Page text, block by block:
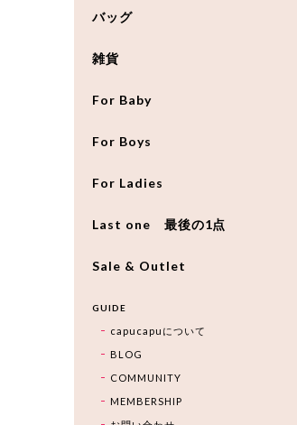
バッグ
雑貨
For Baby
For Boys
For Ladies
Last one 最後の1点
Sale & Outlet
GUIDE
capucapuについて
BLOG
COMMUNITY
MEMBERSHIP